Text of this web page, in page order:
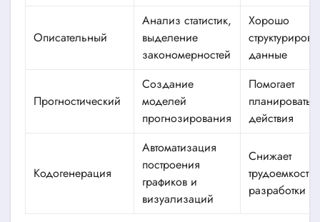
Описательный
Анализ статистик,
выделение
закономерностей
Хорошо
данные
Прогностический
Создание
моделей
прогнозирования
Помогает
планировать
действия
Кодогенерация
Автоматизация
построения
графиков и
визуализаций
Снижает
трудоемкость
разработки